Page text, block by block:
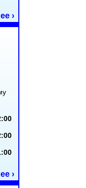
›
›